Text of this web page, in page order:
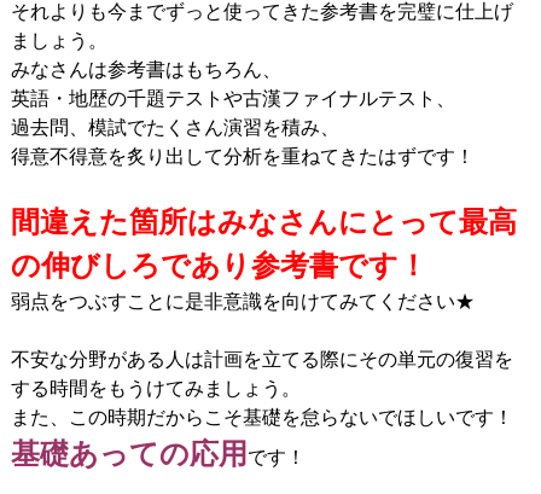
それよりも今までずっと使ってきた参考書を完璧に仕上げ
ましょう。
みなさんは参考書はもちろん、
英語・地歴の千題テストや古漢ファイナルテスト、
過去問、模試でたくさん演習を積み、
得意不得意を炙り出して分析を重ねてきたはずです！
間違えた箇所はみなさんにとって最高
の伸びしろであり参考書です！
弱点をつぶすことに是非意識を向けてみてください★
不安な分野がある人は計画を立てる際にその単元の復習を
する時間をもうけてみましょう。
また、この時期だからこそ基礎を怠らないでほしいです！
基礎あっての応用 です！